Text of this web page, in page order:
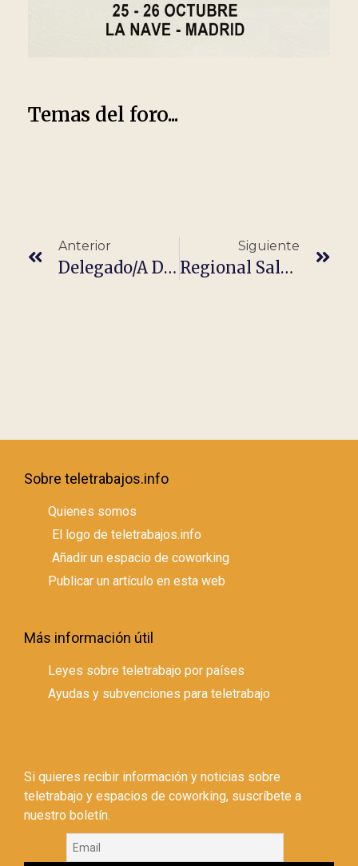
Temas del foro...
Anterior
Delegado/a De Ventas Cirugía Cardiovascular (Andalucía Oriental)
Siguiente
Regional Sales Manager – Spain
Sobre teletrabajos.info
Quienes somos
El logo de teletrabajos.info
Añadir un espacio de coworking
Publicar un artículo en esta web
Más información útil
Leyes sobre teletrabajo por países
Ayudas y subvenciones para teletrabajo
Si quieres recibir información y noticias sobre
teletrabajo y espacios de coworking, suscríbete a
nuestro boletín.